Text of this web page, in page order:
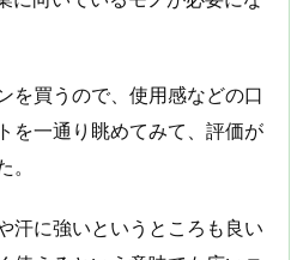
を買うので、使用感などの口
を一通り眺めてみて、評価が
汗に強いというところも良い